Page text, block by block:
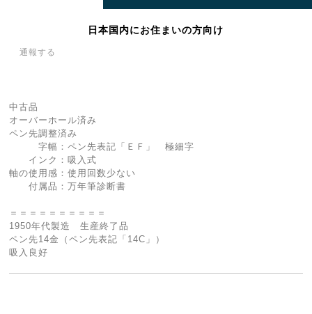
日本国内にお住まいの方向け
通報する
中古品
オーバーホール済み
ペン先調整済み
字幅：ペン先表記「ＥＦ」 極細字
インク：吸入式
軸の使用感：使用回数少ない
付属品：万年筆診断書
＝＝＝＝＝＝＝＝＝＝
1950年代製造 生産終了品
ペン先14金（ペン先表記「14C」）
吸入良好